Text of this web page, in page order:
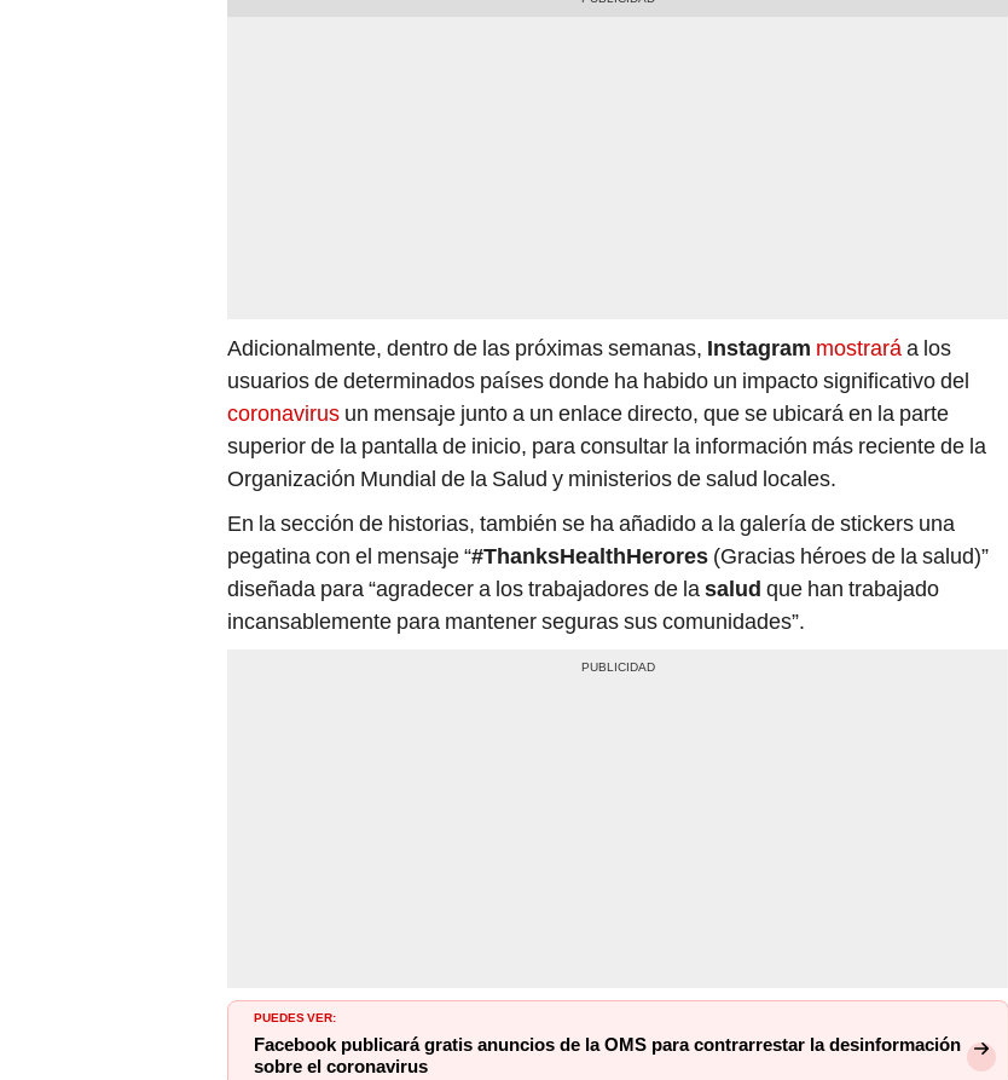
Adicionalmente, dentro de las próximas semanas, Instagram mostraráa los
usuarios de determinados países donde ha habido un impacto significativo del
coronavirus un mensaje junto a un enlace directo, que se ubicará en la parte
superior de la pantalla de inicio, para consultar la información más reciente de la
Organización Mundial de la Salud y ministerios de salud locales.
En la sección de historias, también se ha añadido a la galería de stickers una
pegatina con el mensaje “#ThanksHealthHerores (Gracias héroes de la salud)”
diseñada para “agradecer a los trabajadores de lasalud que han trabajado
incansablemente para mantener seguras sus comunidades”.
PUEDES VER:
Facebook publicará gratis anuncios de la OMS para contrarrestar la desinformación
sobre el coronavirus